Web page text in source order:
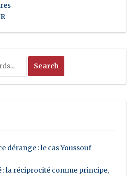
dérange : le cas Youssouf
: la réciprocité comme principe,